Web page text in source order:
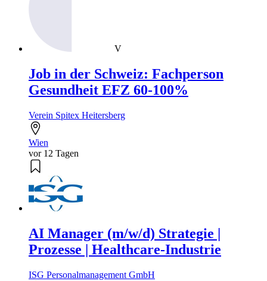
V
Job in der Schweiz: Fachperson
Gesundheit EFZ 60-100%
Verein Spitex Heitersberg
Wien
vor 12 Tagen
AI Manager (m/w/d) Strategie |
Prozesse | Healthcare-Industrie
ISG Personalmanagement GmbH